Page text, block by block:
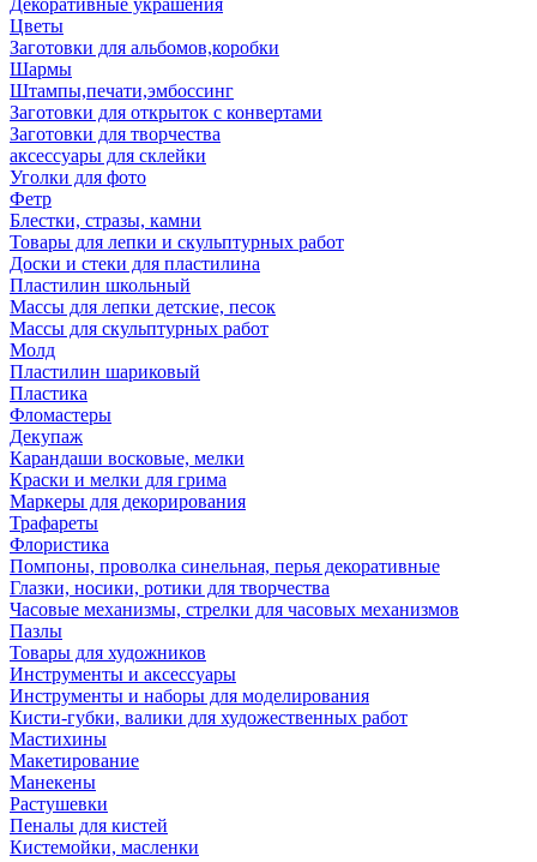
Декоративные украшения
Цветы
Заготовки для альбомов,коробки
Шармы
Штампы,печати,эмбоссинг
Заготовки для открыток с конвертами
Заготовки для творчества
аксессуары для склейки
Уголки для фото
Фетр
Блестки, стразы, камни
Товары для лепки и скульптурных работ
Доски и стеки для пластилина
Пластилин школьный
Массы для лепки детские, песок
Массы для скульптурных работ
Молд
Пластилин шариковый
Пластика
Фломастеры
Декупаж
Карандаши восковые, мелки
Краски и мелки для грима
Маркеры для декорирования
Трафареты
Флористика
Помпоны, проволка синельная, перья декоративные
Глазки, носики, ротики для творчества
Часовые механизмы, стрелки для часовых механизмов
Пазлы
Товары для художников
Инструменты и аксессуары
Инструменты и наборы для моделирования
Кисти-губки, валики для художественных работ
Мастихины
Макетирование
Манекены
Растушевки
Пеналы для кистей
Кистемойки, масленки